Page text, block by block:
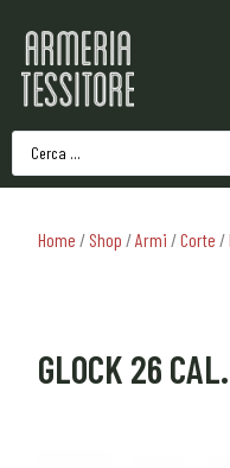
Home / Shop /Armi /Corte /
GLOCK 26